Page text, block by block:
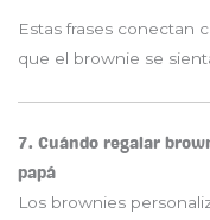
Estas frases conectan
que el brownie se
7. Cuándo regalar
papá
Los brownies